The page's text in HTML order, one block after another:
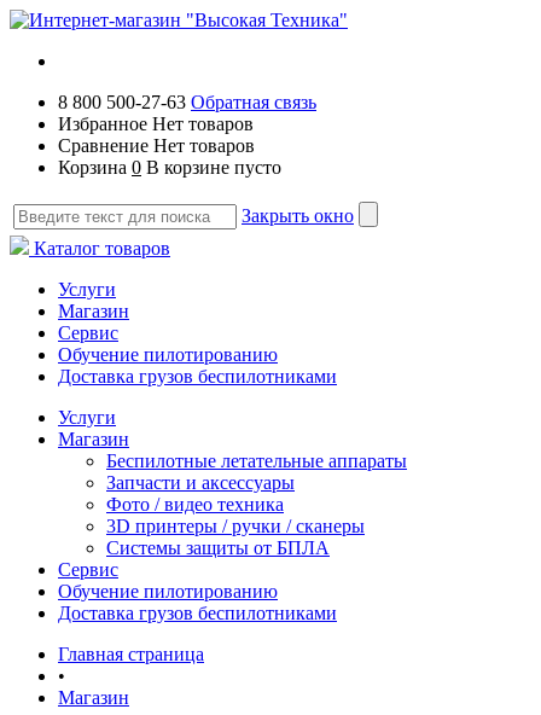
8 800 500-27-63 Обратная связь
Избранное Нет товаров
Сравнение Нет товаров
Корзина 0 В корзине пусто
Закрыть окно
Каталог товаров
Услуги
Магазин
Сервис
Обучение пилотированию
Доставка грузов беспилотниками
Услуги
Магазин
Беспилотные летательные аппараты
Запчасти и аксессуары
Фото / видео техника
3D принтеры / ручки / сканеры
Системы защиты от БПЛА
Сервис
Обучение пилотированию
Доставка грузов беспилотниками
Главная страница
•
Магазин